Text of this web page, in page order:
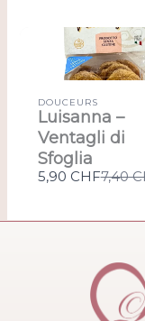
DOUCEURS
Luisanna –
Ventagli di
Sfoglia
5,90 CHF7,40